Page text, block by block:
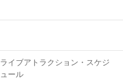
ライブアトラクション・スケジ
ュール